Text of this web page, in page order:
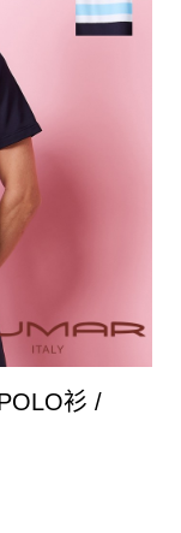
衫 /